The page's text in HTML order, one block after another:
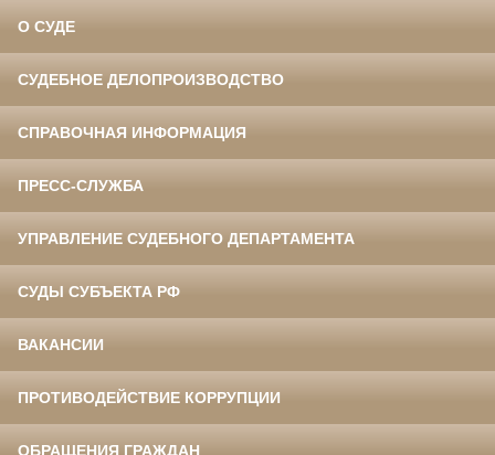
О СУДЕ
СУДЕБНОЕ ДЕЛОПРОИЗВОДСТВО
СПРАВОЧНАЯ ИНФОРМАЦИЯ
ПРЕСС-СЛУЖБА
УПРАВЛЕНИЕ СУДЕБНОГО ДЕПАРТАМЕНТА
СУДЫ СУБЪЕКТА РФ
ВАКАНСИИ
ПРОТИВОДЕЙСТВИЕ КОРРУПЦИИ
ОБРАЩЕНИЯ ГРАЖДАН